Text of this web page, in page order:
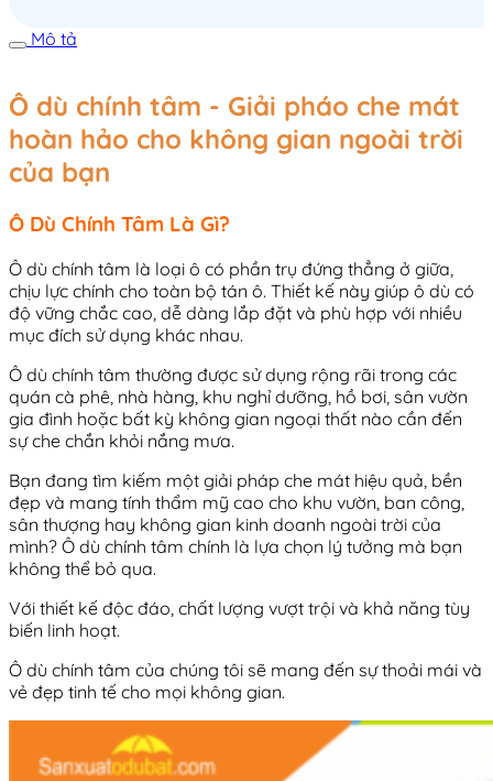
Mô tả
Ô dù chính tâm - Giải pháo che mát
hoàn hảo cho không gian ngoài trời
của bạn
Ô Dù Chính Tâm Là Gì?
Ô dù chính tâm là loại ô có phần trụ đứng thẳng ở giữa,
chịu lực chính cho toàn bộ tán ô. Thiết kế này giúp ô dù có
độ vững chắc cao, dễ dàng lắp đặt và phù hợp với nhiều
mục đích sử dụng khác nhau.
Ô dù chính tâm thường được sử dụng rộng rãi trong các
quán cà phê, nhà hàng, khu nghỉ dưỡng, hồ bơi, sân vườn
gia đình hoặc bất kỳ không gian ngoại thất nào cần đến
sự che chắn khỏi nắng mưa.
Bạn đang tìm kiếm một giải pháp che mát hiệu quả, bền
đẹp và mang tính thẩm mỹ cao cho khu vườn, ban công,
sân thượng hay không gian kinh doanh ngoài trời của
mình? Ô dù chính tâm chính là lựa chọn lý tưởng mà bạn
không thể bỏ qua.
Với thiết kế độc đáo, chất lượng vượt trội và khả năng tùy
biến linh hoạt.
Ô dù chính tâm của chúng tôi sẽ mang đến sự thoải mái và
vẻ đẹp tinh tế cho mọi không gian.